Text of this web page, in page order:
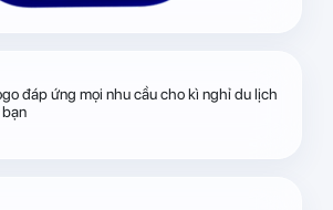
đáp ứng mọi nhu cầu cho kì nghỉ du lịch